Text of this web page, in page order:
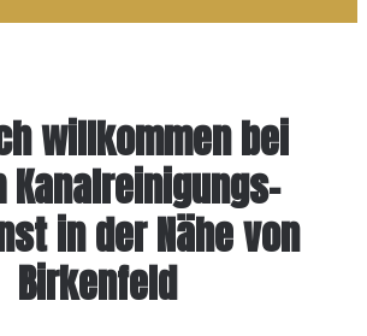
willkommen bei
Kanalreinigungs-
in der Nähe von
Birkenfeld